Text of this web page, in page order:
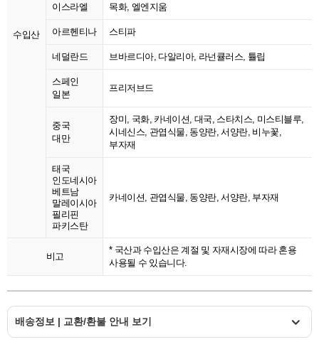
수입산
이스라엘 목화, 엘엔지움
아르헨티나 스티파
네덜란드 브바르디아, 다알리아, 라넌큘러스, 튤립
스페인
일본
프리저브드
중국
대만
장미, 국화, 카네이션, 대국, 스타치스, 미스티블루,
시네신스, 관엽식물, 동양란, 서양란, 비누꽃,
부자재
태국
인도네시아
베트남
말레이시아
필리핀
파키스탄
카네이션, 관엽식물, 동양란, 서양란, 부자재
비고
* 국산과 수입산은 계절 및 자재시장에 따라 혼용
사용될 수 있습니다.
배송정보 | 교환/환불 안내 보기